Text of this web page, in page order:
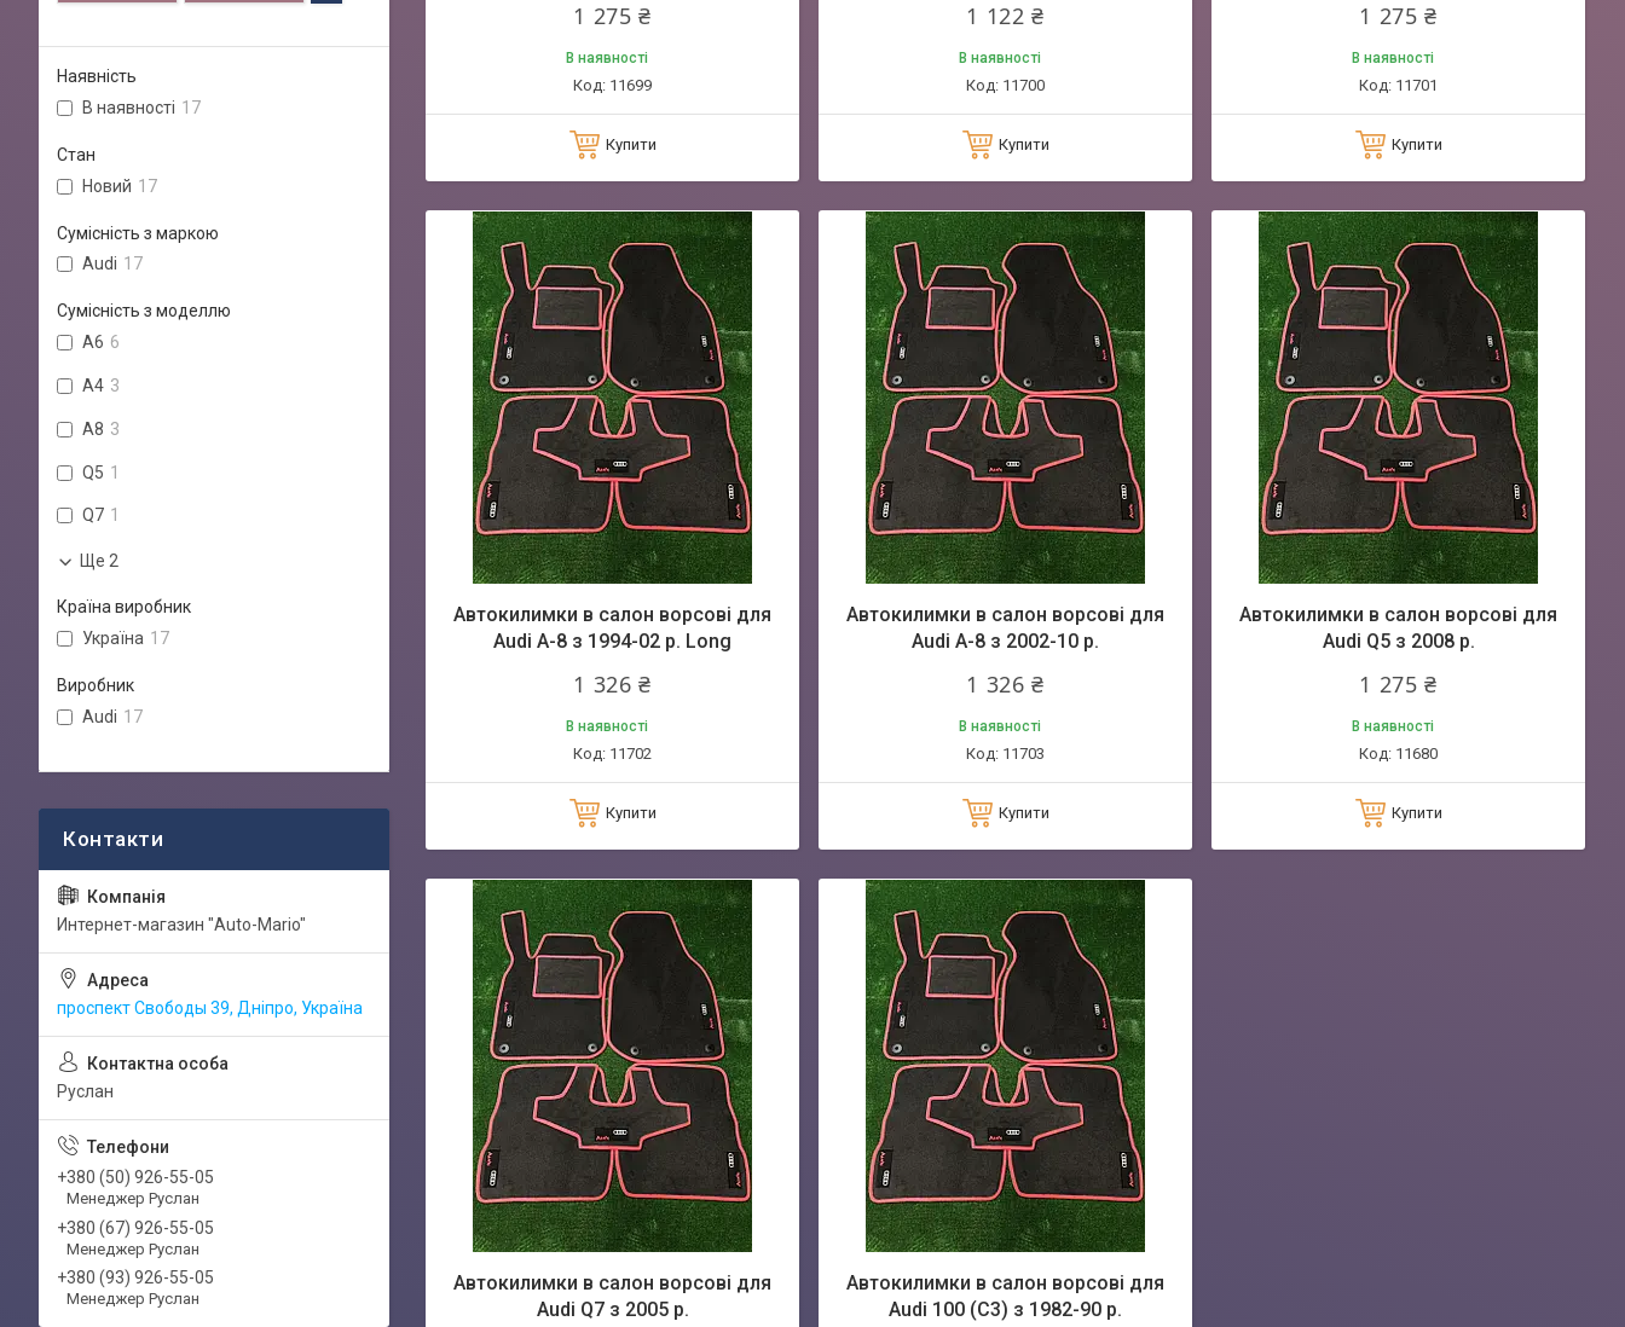
1 275 ₴
В наявності
11699
Купити
1 122 ₴
В наявності
11700
Купити
1 275 ₴
В наявності
11701
Купити
Автокилимки в салон ворсові для
Audi A-8 з 1994-02 р. Long
1 326 ₴
В наявності
11702
Купити
Автокилимки в салон ворсові для
Audi A-8 з 2002-10 р.
1 326 ₴
В наявності
11703
Купити
Автокилимки в салон ворсові для
Audi Q5 з 2008 р.
1 275 ₴
В наявності
11680
Купити
Автокилимки в салон ворсові для
Audi Q7 з 2005 р.
Автокилимки в салон ворсові для
Audi 100 (C3) з 1982-90 р.
Наявність
В наявності 17
Стан
Новий 17
Сумісність з маркою
Audi 17
Сумісність з моделлю
A6 6
A4 3
A8 3
Q5 1
Q7 1
Ще 2
Країна виробник
Україна 17
Виробник
Audi 17
Интернет-магазин "Auto-Mario"
проспект Свободы 39, Дніпро, Україна
Руслан
+380 (50) 926-55-05
Менеджер Руслан
+380 (67) 926-55-05
Менеджер Руслан
+380 (93) 926-55-05
Менеджер Руслан